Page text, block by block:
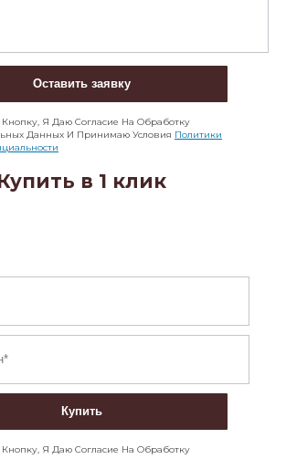
Оставить заявку
Я Даю Согласие На Обработку
Данных И Принимаю Условия Политики
в 1 клик
Купить
Я Даю Согласие На Обработку